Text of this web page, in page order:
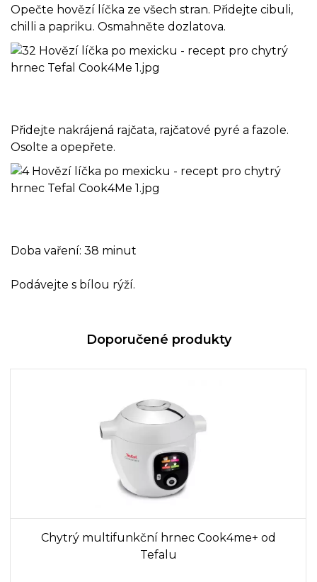
Opečte hovězí líčka ze všech stran. Přidejte cibuli,
chilli a papriku. Osmahněte dozlatova.
Přidejte nakrájená rajčata, rajčatové pyré a fazole.
Osolte a opepřete.
Doba vaření: 38 minut
Podávejte s bílou rýží.
Doporučené produkty
Chytrý multifunkční hrnec Cook4me+ od
Tefalu